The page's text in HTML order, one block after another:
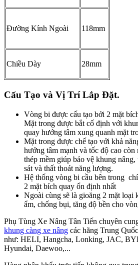
Đường Kính Ngoài 118mm
Chiều Dày 28mm
Cấu Tạo và Vị Trí Lắp Đặt.
Vòng bi được cấu tạo bởi 2 mặt
Mặt trong được bắt cố định với
quay hướng tâm xung quanh mặt
Mặt trong được chế tạo với khả
hướng tâm mạnh và tốc độ cao
thép mềm giúp bảo vệ khung
sát và thất thoát năng lượng.
Hệ thống vòng bi cầu bên trong
2 mặt bích quay ổn định nhất
Ngoài cùng sẽ là gioăng 2 mặt loại
ẩm, chống bụi, tăng độ bền cho
Phụ Tùng Xe Nâng Tân Tiến chuyên
khung càng xe nâng các hãng Trung
như: HELI, Hangcha, Lonking, JAC,
Hyundai, Daewoo,...